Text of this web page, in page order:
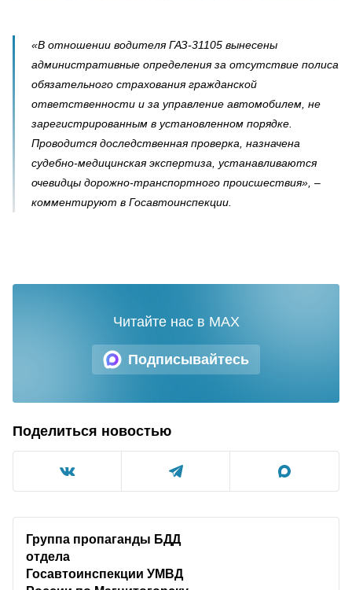
«В отношении водителя ГАЗ-31105 вынесены
административные определения за отсутствие полиса
обязательного страхования гражданской
ответственности и за управление автомобилем, не
зарегистрированным в установленном порядке.
Проводится доследственная проверка, назначена
судебно-медицинская экспертиза, устанавливаются
очевидцы дорожно-транспортного происшествия», –
комментируют в Госавтоинспекции.
Подписывайтесь
Читайте нас в MAX
Поделиться новостью
Группа пропаганды БДД
отдела
Госавтоинспекции УМВД